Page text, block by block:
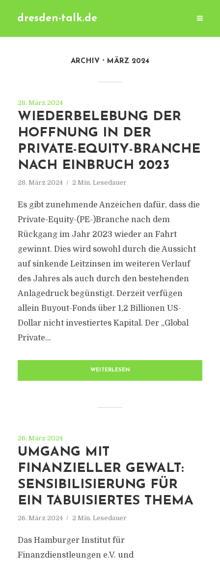
dresden-talk.de
ARCHIV MÄRZ 2024
28. März 2024
WIEDERBELEBUNG DER
HOFFNUNG IN DER
PRIVATE-EQUITY-BRANCHE
NACH EINBRUCH 2023
28. März 2024 2 Min. Lesedauer
Es gibt zunehmende Anzeichen dafür, dass die
Private-Equity-(PE-)Branche nach dem
Rückgang im Jahr 2023 wieder an Fahrt
gewinnt. Dies wird sowohl durch die Aussicht
auf sinkende Leitzinsen im weiteren Verlauf
des Jahres als auch durch den bestehenden
Anlagedruck begünstigt. Derzeit verfügen
allein Buyout-Fonds über 1,2 Billionen US-
Dollar nicht investiertes Kapital. Der „Global
Private...
WEITERLESEN
26. März 2024
UMGANG MIT
FINANZIELLER GEWALT:
SENSIBILISIERUNG FÜR
EIN TABUISIERTES THEMA
26. März 2024 2 Min. Lesedauer
Das Hamburger Institut für
Finanzdienstleungen e.V. und